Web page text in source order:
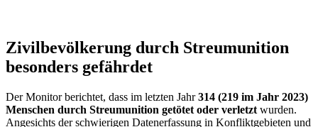
Zivilbevölkerung durch Streumunition
besonders gefährdet
Der Monitor berichtet, dass im letzten Jahr314 (219 im Jahr 2023)
Menschen durch Streumunition getötet oder verletzt wurden.
Angesichts der schwierigen Datenerfassung in Konfliktgebieten und